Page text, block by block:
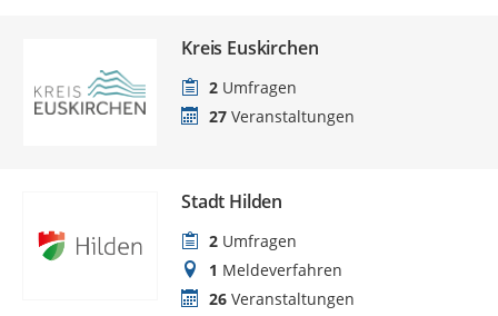
Kreis Euskirchen
2 Umfragen
27 Veranstaltungen
Stadt Hilden
2 Umfragen
1 Meldeverfahren
26 Veranstaltungen